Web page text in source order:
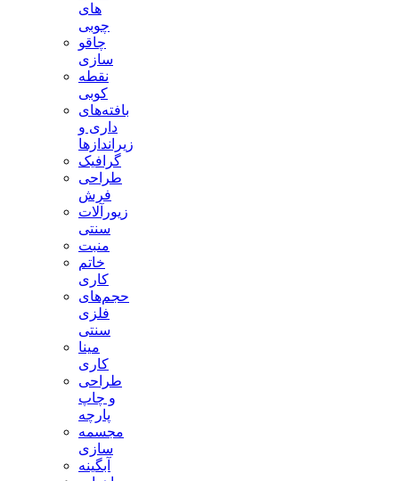
های
چوبی
چاقو
سازی
نقطه
کوبی
بافته‌های
داری و
زیراندازها
گرافیک
طراحی
فرش
زیورآلات
سنتی
منبت
خاتم
کاری
حجم‌های
فلزی
سنتی
مینا
کاری
طراحی
و چاپ
پارچه
مجسمه
سازی
آبگینه